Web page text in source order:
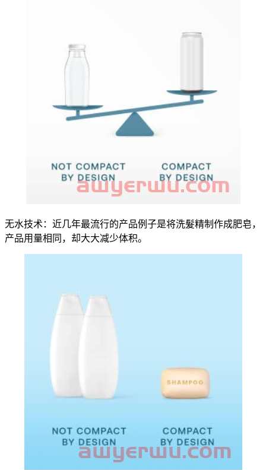
无水技术：近几年最流行的产品例子是将洗髮精制作成肥皂，
产品用量相同，却大大减少体积。